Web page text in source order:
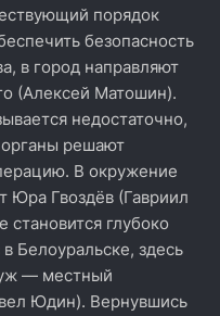
порядок
безопасность
в город направляют
(Алексей Матошин).
недостаточно,
решают
В окружение
Юра Гвоздёв (Гавриил
становится глубоко
Белоуральске, здесь
— местный
Юдин). Вернувшись